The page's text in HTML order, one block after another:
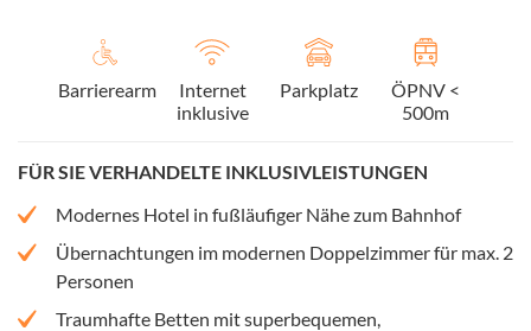
Barrierearm
Internet
inklusive
Parkplatz
ÖPNV <
500m
FÜR SIE VERHANDELTE INKLUSIVLEISTUNGEN
Modernes Hotel in fußläufiger Nähe zum Bahnhof
Übernachtungen im modernen Doppelzimmer für max. 2
Personen
Traumhafte Betten mit superbequemen,